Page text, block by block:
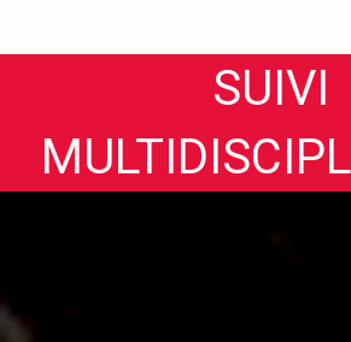
SUIVI